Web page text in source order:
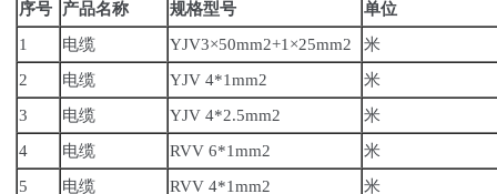
序号
产品名称 规格型号
单位
1
电缆 YJV3×50mm2+1×25mm2
米
2
电缆 YJV 4*1mm2
米
3
电缆 YJV 4*2.5mm2
米
4
电缆 RVV 6*1mm2
米
5
电缆 RVV 4*1mm2
米